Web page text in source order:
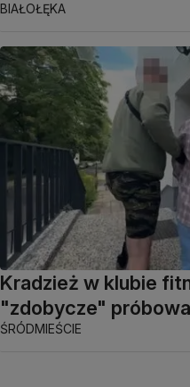
BIAŁOŁĘKA
Kradzież w klubie
"zdobycze"
ŚRÓDMIEŚCIE